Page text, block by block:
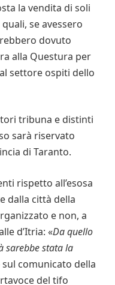
la vendita di soli
se avessero
dovuto
alla Questura per
settore ospiti dello
tribuna e distinti
sarà riservato
di Taranto.
rispetto all’esosa
dalla città della
e non, a
d’Itria: «Da quello
sarebbe stata la
sul comunicato della
del tifo